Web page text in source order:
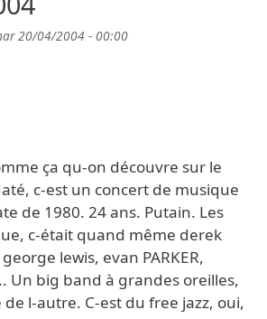
20/04/2004 - 00:00
ça qu-on découvre sur le
c-est un concert de musique
de 1980. 24 ans. Putain. Les
c-était quand même derek
lewis, evan PARKER,
Un big band à grandes oreilles,
l-autre. C-est du free jazz, oui,